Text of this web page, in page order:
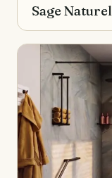
Sage Naturel